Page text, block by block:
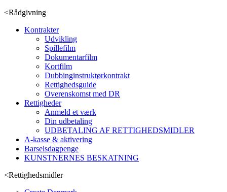
<Rådgivning
Kontrakter
Udvikling
Spillefilm
Dokumentarfilm
Kortfilm
Dubbinginstruktørkontrakt
Rettighedsguide
Overenskomst med DR
Rettigheder
Anmeld et værk
Din udbetaling
UDBETALING AF RETTIGHEDSMIDLER
A-kasse & aktivering
Barselsdagpenge
KUNSTNERNES BESKATNING
<Rettighedsmidler